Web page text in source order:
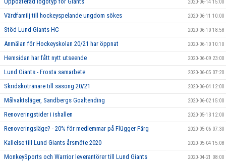
2020-06-14 15:00
Värdfamilj till hockeyspelande ungdom sökes 2020-06-11 10:00
Stöd Lund Giants HC 2020-06-10 18:58
Anmälan för Hockeyskolan 20/21 har öppnat 2020-06-10 10:10
Hemsidan har fått nytt utseende 2020-06-09 23:00
Lund Giants - Frosta samarbete 2020-06-05 07:20
Skridskotränare till säsong 20/21 2020-06-04 12:00
Målvaktsläger, Sandbergs Goaltending 2020-06-02 15:00
Renoveringstider i ishallen 2020-05-13 12:00
Renoveringsläge? - 20% för medlemmar på Flügger Färg 2020-05-06 07:30
Kallelse till Lund Giants årsmöte 2020 2020-05-04 15:08
MonkeySports och Warrior leverantörer till Lund Giants 2020-04-21 08:00